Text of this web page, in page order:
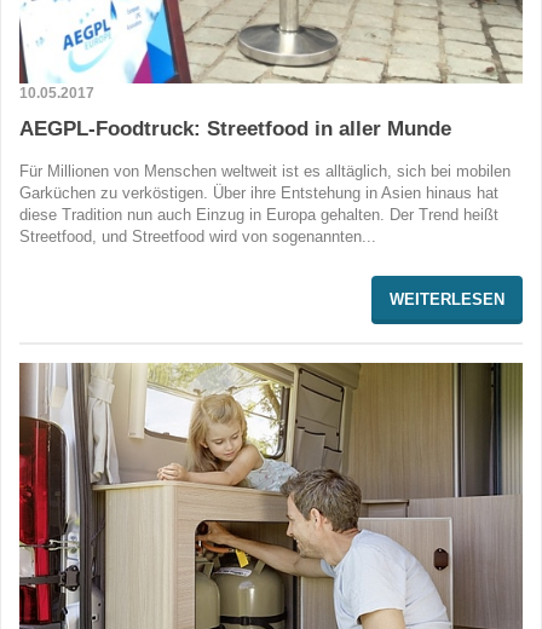
10.05.2017
AEGPL-Foodtruck: Streetfood in aller Munde
Für Millionen von Menschen weltweit ist es alltäglich, sich bei mobilen
Garküchen zu verköstigen. Über ihre Entstehung in Asien hinaus hat
diese Tradition nun auch Einzug in Europa gehalten. Der Trend heißt
Streetfood, und Streetfood wird von sogenannten...
WEITERLESEN